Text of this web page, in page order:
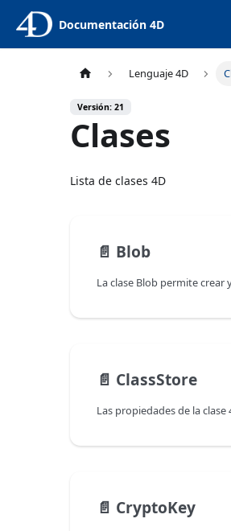
Documentación 4D
Lenguaje 4D
Versión: 21
Clases
Lista de clases 4D
📄️ Blob
La clase Blob permite
📄️ ClassStore
📄️ CryptoKey